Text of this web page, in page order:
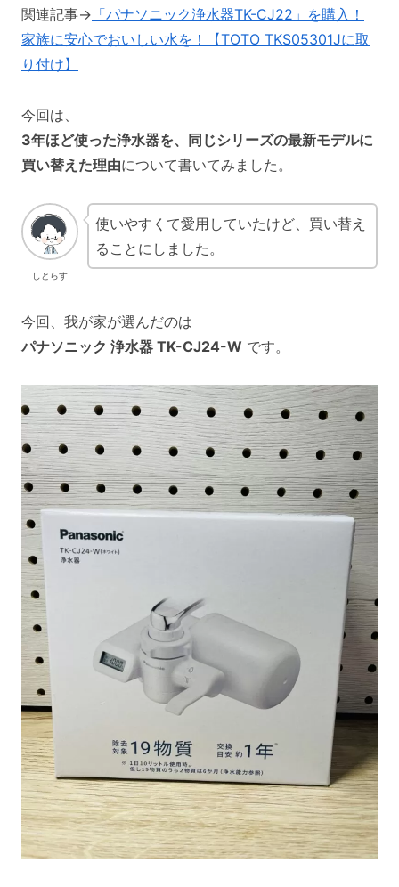
関連記事→ 「パナソニック浄水器TK-CJ22」を購入！
家族に安心でおいしい水を！【TOTO TKS05301Jに取
り付け】
今回は、
3年ほど使った浄水器を、同じシリーズの最新モデルに
買い替えた理由について書いてみました。
しとらす
使いやすくて愛用していたけど、買い替え
ることにしました。
今回、我が家が選んだのは
パナソニック 浄水器 TK-CJ24-W です。